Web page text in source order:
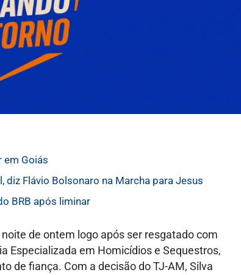
em Goiás
Flávio Bolsonaro na Marcha para Jesus
BRB após liminar
de ontem logo após ser resgatado com
Especializada em Homicídios e Sequestros,
de fiança. Com a decisão do TJ-AM, Silva